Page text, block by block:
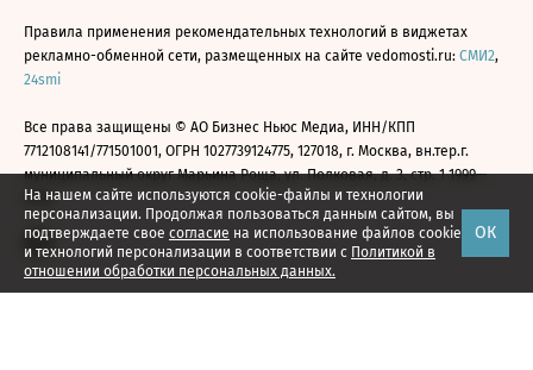
На нашем сайте используются cookie-файлы и технологии
персонализации. Продолжая пользоваться данным сайтом, вы
подтверждаете свое согласие на использование файлов cookie
и технологий персонализации в соответствии с Политикой в
отношении обработки персональных данных.
ОК
Правила применения рекомендательных технологий в виджетах
рекламно-обменной сети, размещенных на сайте vedomosti.ru: СМИ2,
24smi
Все права защищены © АО Бизнес Ньюс Медиа, ИНН/КПП
7712108141/771501001, ОГРН 1027739124775, 127018, г. Москва, вн.тер.г.
муниципальный округ Марьина Роща, ул. Полковая, д. 3, стр. 1 1999—
2026